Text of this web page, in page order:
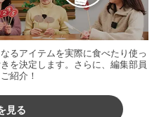
るアイテムを実際に食べたり使っ
を決定します。さらに、編集部員
紹介！
見る